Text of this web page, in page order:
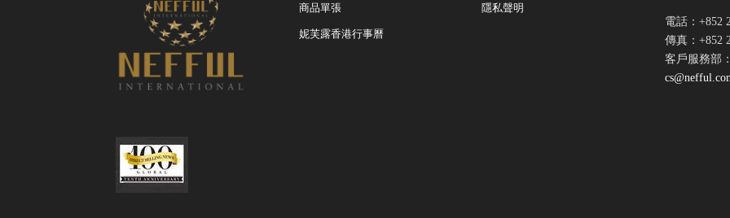
商品單張
妮芙露香港行事曆
隱私聲明
電話：+852
傳真：+852
客戶服務部